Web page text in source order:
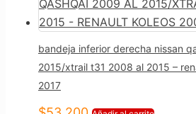
bandeja inferior derecha nissan
2015/xtrail t31 2008 al 2015 –
2017